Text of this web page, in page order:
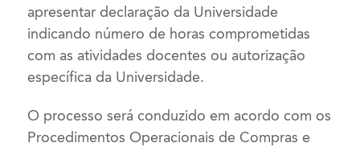
apresentar declaração da Universidade
indicando número de horas comprometidas
com as atividades docentes ou autorização
específica da Universidade.
O processo será conduzido em acordo com os
Procedimentos Operacionais de Compras e